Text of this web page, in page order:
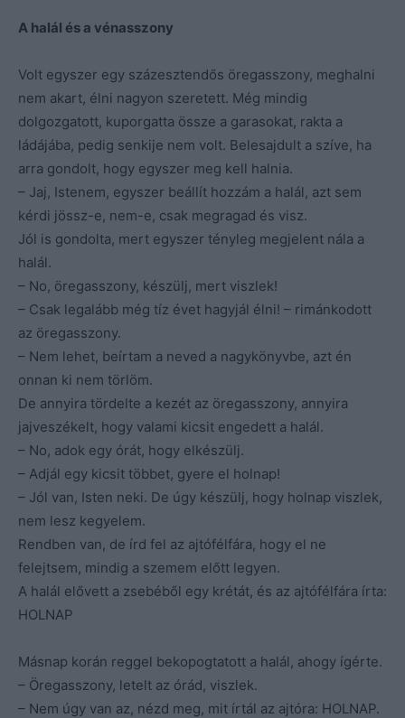
A halál és a vénasszony
Volt egyszer egy százesztendős öregasszony, meghalni
nem akart, élni nagyon szeretett. Még mindig
dolgozgatott, kuporgatta össze a garasokat, rakta a
ládájába, pedig senkije nem volt. Belesajdult a szíve, ha
arra gondolt, hogy egyszer meg kell halnia.
– Jaj, Istenem, egyszer beállít hozzám a halál, azt sem
kérdi jössz-e, nem-e, csak megragad és visz.
Jól is gondolta, mert egyszer tényleg megjelent nála a
halál.
– No, öregasszony, készülj, mert viszlek!
– Csak legalább még tíz évet hagyjál élni! – rimánkodott
az öregasszony.
– Nem lehet, beírtam a neved a nagykönyvbe, azt én
onnan ki nem törlöm.
De annyira tördelte a kezét az öregasszony, annyira
jajveszékelt, hogy valami kicsit engedett a halál.
– No, adok egy órát, hogy elkészülj.
– Adjál egy kicsit többet, gyere el holnap!
– Jól van, Isten neki. De úgy készülj, hogy holnap viszlek,
nem lesz kegyelem.
Rendben van, de írd fel az ajtófélfára, hogy el ne
felejtsem, mindig a szemem előtt legyen.
A halál elővett a zsebéből egy krétát, és az ajtófélfára írta:
HOLNAP
Másnap korán reggel bekopogtatott a halál, ahogy ígérte.
– Öregasszony, letelt az órád, viszlek.
– Nem úgy van az, nézd meg, mit írtál az ajtóra: HOLNAP.